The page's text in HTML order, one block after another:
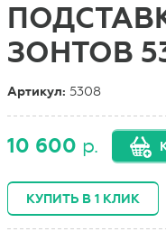
ЗОНТОВ
Артикул: 5308
10 600 р.
КУПИТЬ В 1 КЛИК